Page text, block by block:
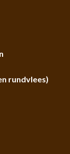
rundvlees)